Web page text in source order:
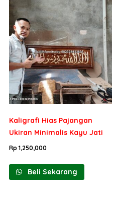
Kaligrafi Hias Pajangan
Ukiran Minimalis Kayu Jati
Rp1,250,000
Beli Sekarang